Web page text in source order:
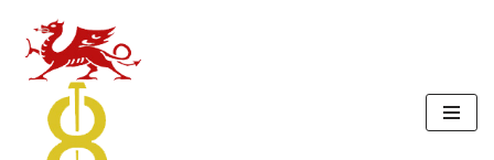
Skip
to
content